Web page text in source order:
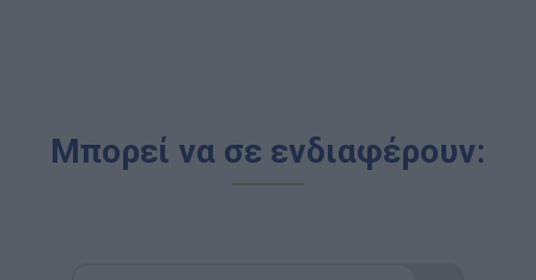
Μπορεί να σε ενδιαφέρουν: